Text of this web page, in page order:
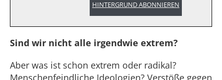
HINTERGRUND ABONNIEREN
Sind wir nicht alle irgendwie extrem?
Aber was ist schon extrem oder radikal?
Menschenfeindliche Ideologien? Verstöße gegen